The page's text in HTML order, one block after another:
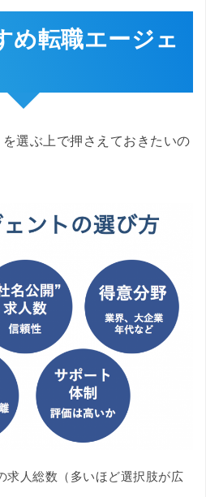
め転職エージェ
選ぶ上で押さえておきたいの
求人総数（多いほど選択肢が広